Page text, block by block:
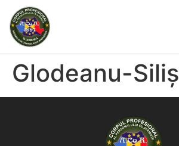
Glodeanu-